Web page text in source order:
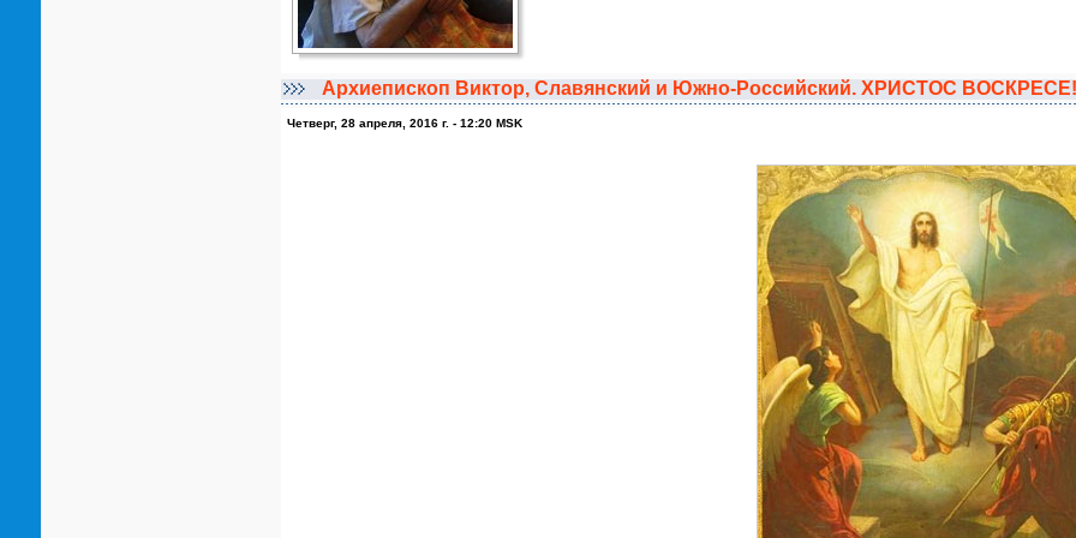
Архиепископ Виктор, Славянский и Южно-Российский. ХРИСТОС ВОСКРЕСЕ!
Четверг, 28 апреля, 2016 г. - 12:20 MSK